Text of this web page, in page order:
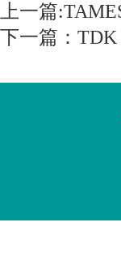
上一篇:
下一篇： TDK